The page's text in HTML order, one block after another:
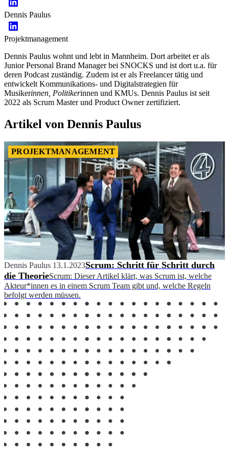
Dennis Paulus
Projektmanagement
Dennis Paulus wohnt und lebt in Mannheim. Dort arbeitet er als
Junior Personal Brand Manager bei SNOCKS und ist dort u.a. für
deren Podcast zuständig. Zudem ist er als Freelancer tätig und
entwickelt Kommunikations- und Digitalstrategien für
Musikerinnen, Politikerinnen und KMUs. Dennis Paulus ist seit
2022 als Scrum Master und Product Owner zertifiziert.
Artikel von Dennis Paulus
PROJEKTMANAGEMENT
Dennis Paulus 13.1.2023Scrum: Schritt für Schritt durch
die TheorieScrum: Dieser Artikel klärt, was Scrum ist, welche
Akteur*innen es in einem Scrum Team gibt und, welche Regeln
befolgt werden müssen.